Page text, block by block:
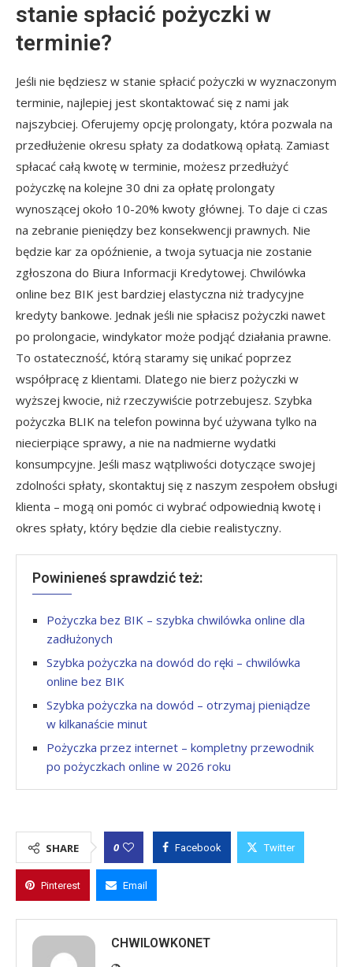
stanie spłacić pożyczki w
terminie?
Jeśli nie będziesz w stanie spłacić pożyczki w wyznaczonym
terminie, najlepiej jest skontaktować się z nami jak
najszybciej. Oferujemy opcję prolongaty, która pozwala na
przedłużenie okresu spłaty za dodatkową opłatą. Zamiast
spłacać całą kwotę w terminie, możesz przedłużyć
pożyczkę na kolejne 30 dni za opłatę prolongaty
wynoszącej około 10-20% kwoty głównej. To daje ci czas
na zebranie pieniędzy bez konsekwencji prawnych. Nie
będzie kar za opóźnienie, a twoja sytuacja nie zostanie
zgłoszona do Biura Informacji Kredytowej. Chwilówka
online bez BIK jest bardziej elastyczna niż tradycyjne
kredyty bankowe. Jednak jeśli nie spłacisz pożyczki nawet
po prolongacie, windykator może podjąć działania prawne.
To ostateczność, którą staramy się unikać poprzez
współpracę z klientami. Dlatego nie bierz pożyczki w
wyższej kwocie, niż rzeczywiście potrzebujesz. Szybka
pożyczka BLIK na telefon powinna być używana tylko na
niecierpiące sprawy, a nie na nadmierne wydatki
konsumpcyjne. Jeśli masz wątpliwości dotyczące swojej
zdolności spłaty, skontaktuj się z naszym zespołem obsługi
klienta – mogą oni pomóc ci wybrać odpowiednią kwotę i
okres spłaty, który będzie dla ciebie realistyczny.
Powinieneś sprawdzić też:
Pożyczka bez BIK – szybka chwilówka online dla
zadłużonych
Szybka pożyczka na dowód do ręki – chwilówka
online bez BIK
Szybka pożyczka na dowód – otrzymaj pieniądze
w kilkanaście minut
Pożyczka przez internet – kompletny przewodnik
po pożyczkach online w 2026 roku
SHARE 0 Facebook Twitter
Pinterest Email
CHWILOWKONET